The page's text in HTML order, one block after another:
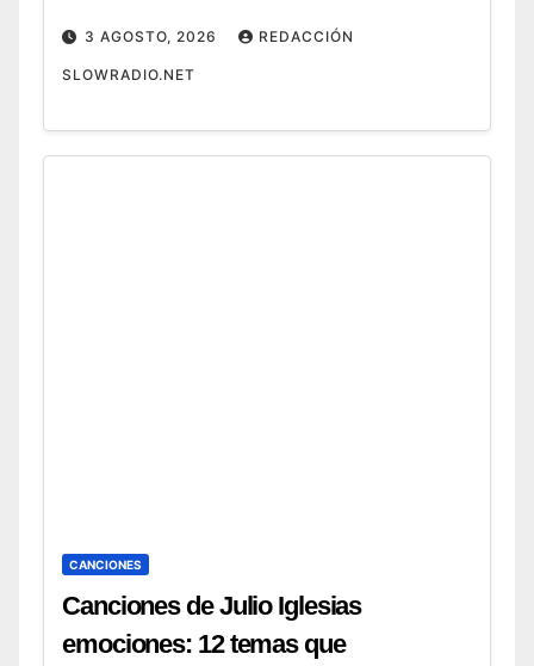
3 AGOSTO, 2026 REDACCIÓN
SLOWRADIO.NET
CANCIONES
Canciones de Julio Iglesias
emociones: 12 temas que